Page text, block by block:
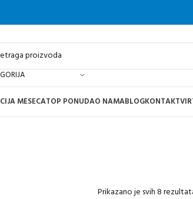
MESECATOP PONUDAO NAMABLOGKONTAKT
Prikazano je svih 8